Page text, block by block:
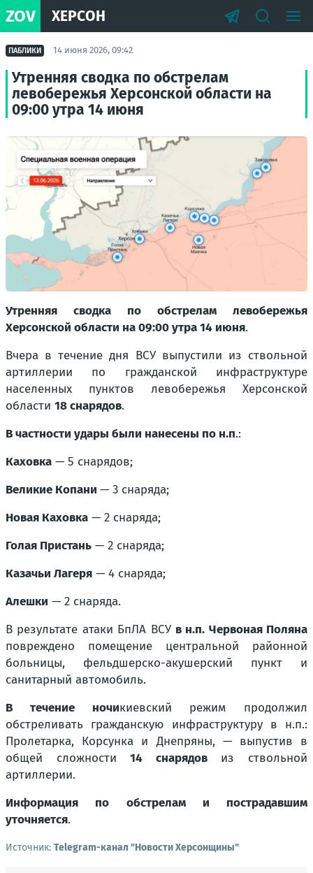
ZOV ХЕРСОН
ПАБЛИКИ 14 июня 2026, 09:42
Утренняя сводка по обстрелам
левобережья Херсонской области на
09:00 утра 14 июня
Утренняя сводка по обстрелам левобережья
Херсонской области на 09:00 утра 14 июня.
Вчера в течение дня ВСУ выпустили из ствольной
артиллерии по гражданской инфраструктуре
населенных пунктов левобережья Херсонской
области 18 снарядов.
В частности удары были нанесены по н.п.:
Каховка — 5 снарядов;
Великие Копани — 3 снаряда;
Новая Каховка — 2 снаряда;
Голая Пристань — 2 снаряда;
Казачьи Лагеря — 4 снаряда;
Алешки — 2 снаряда.
В результате атаки БпЛА ВСУ в н.п. Червоная Поляна
повреждено помещение центральной районной
больницы, фельдшерско-акушерский пункт и
санитарный автомобиль.
В течение ночикиевский режим продолжил
обстреливать гражданскую инфраструктуру в н.п.:
Пролетарка, Корсунка и Днепряны,— выпустив в
общей сложности 14 снарядов из ствольной
артиллерии.
Информация по обстрелам и пострадавшим
уточняется.
Источник: Telegram-канал "Новости Херсонщины"